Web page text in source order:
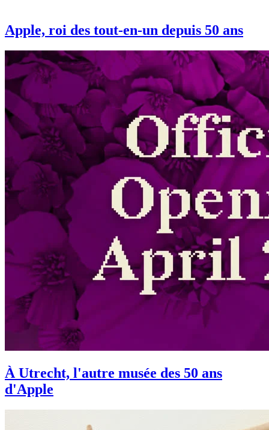
Apple, roi des tout-en-un depuis 50 ans
À Utrecht, l'autre musée des 50 ans
d'Apple